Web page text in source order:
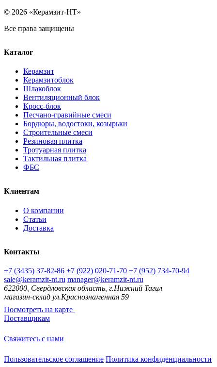
© 2026 «Керамзит-НТ»
Все права защищены
Каталог
Керамзит
Керамзитоблок
Шлакоблок
Вентиляционный блок
Кросс-блок
Песчано-гравийные смеси
Бордюры, водостоки, козырьки
Строительные смеси
Резиновая плитка
Тротуарная плитка
Тактильная плитка
ФБС
Клиентам
О компании
Статьи
Доставка
Контакты
+7 (3435) 37-82-86 +7 (922) 020-71-70 +7 (952) 734-70-94
sale@keramzit-nt.ru manager@keramzit-nt.ru
622000, Свердловская область, г.Нижний Тагил
магазин-склад ул.Краснознаменная 59
Посмотреть на карте
Поставщикам
Свяжитесь с нами
Пользовательское соглашение Политика конфиденциальности